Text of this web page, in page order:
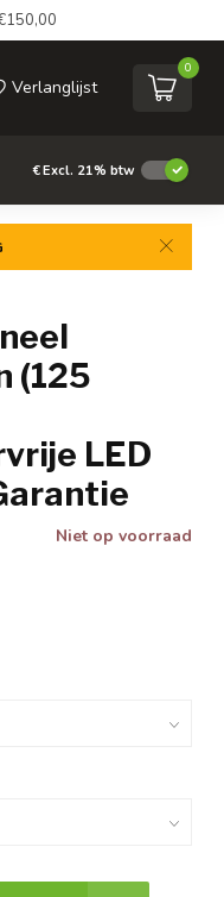
Verlanglijst
0
€Excl. 21% btw
(125
LED
Niet op voorraad